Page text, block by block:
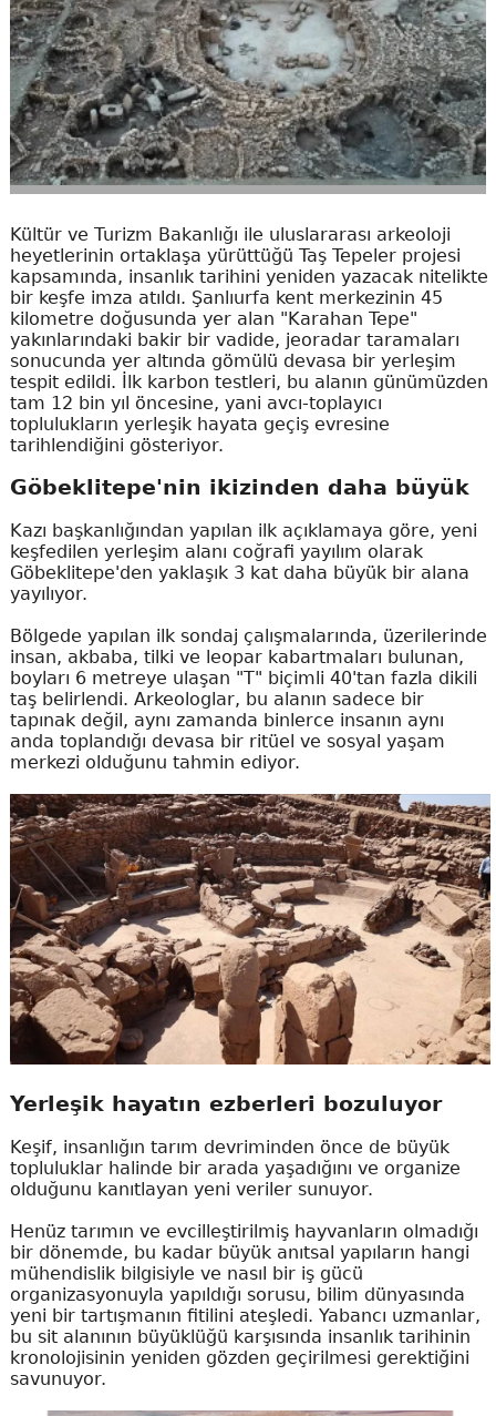
Kültür ve Turizm Bakanlığı ile uluslararası arkeoloji
heyetlerinin ortaklaşa yürüttüğü Taş Tepeler projesi
kapsamında, insanlık tarihini yeniden yazacak nitelikte
bir keşfe imza atıldı. Şanlıurfa kent merkezinin 45
kilometre doğusunda yer alan "Karahan Tepe"
yakınlarındaki bakir bir vadide, jeoradar taramaları
sonucunda yer altında gömülü devasa bir yerleşim
tespit edildi. İlk karbon testleri, bu alanın günümüzden
tam 12 bin yıl öncesine, yani avcı-toplayıcı
toplulukların yerleşik hayata geçiş evresine
tarihlendiğini gösteriyor.
Göbeklitepe'nin ikizinden daha büyük
Kazı başkanlığından yapılan ilk açıklamaya göre, yeni
keşfedilen yerleşim alanı coğrafi yayılım olarak
Göbeklitepe'den yaklaşık 3 kat daha büyük bir alana
yayılıyor.
Bölgede yapılan ilk sondaj çalışmalarında, üzerilerinde
insan, akbaba, tilki ve leopar kabartmaları bulunan,
boyları 6 metreye ulaşan "T" biçimli 40'tan fazla dikili
taş belirlendi. Arkeologlar, bu alanın sadece bir
tapınak değil, aynı zamanda binlerce insanın aynı
anda toplandığı devasa bir ritüel ve sosyal yaşam
merkezi olduğunu tahmin ediyor.
Yerleşik hayatın ezberleri bozuluyor
Keşif, insanlığın tarım devriminden önce de büyük
topluluklar halinde bir arada yaşadığını ve organize
olduğunu kanıtlayan yeni veriler sunuyor.
Henüz tarımın ve evcilleştirilmiş hayvanların olmadığı
bir dönemde, bu kadar büyük anıtsal yapıların hangi
mühendislik bilgisiyle ve nasıl bir iş gücü
organizasyonuyla yapıldığı sorusu, bilim dünyasında
yeni bir tartışmanın fitilini ateşledi. Yabancı uzmanlar,
bu sit alanının büyüklüğü karşısında insanlık tarihinin
kronolojisinin yeniden gözden geçirilmesi gerektiğini
savunuyor.